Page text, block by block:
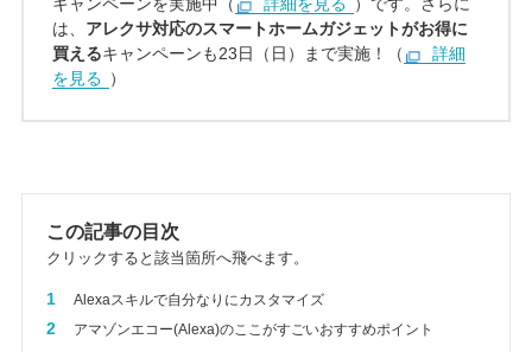
は、 アレクサ対応のスマートホームガジェットがお得に
買えるキャンペーンも23日（日）まで実施！（
詳細
を見る ）
この記事の目次
クリックすると該当箇所へ飛べます。
1 Alexaスキルで自分なりにカスタマイズ
2 アマゾンエコー(Alexa)のここがすごいおすすめポイント